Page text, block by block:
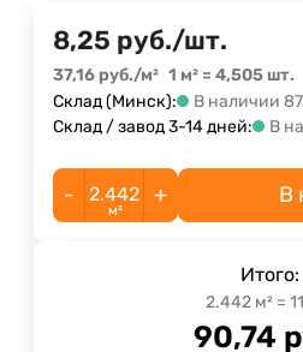
8,25 руб./шт.
37,16 руб./м² 1 м² = 4,505 шт.
Склад (Минск):
В наличии
Склад / завод 3-14 дней:
В
- +
м²
В
Итого:
2.442м²= 11
90,74